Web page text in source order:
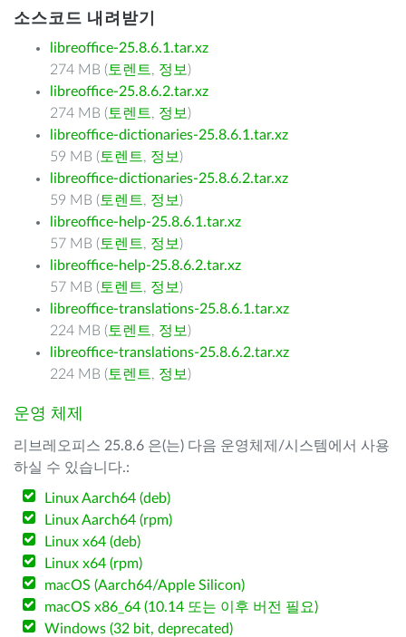
소스코드 내려받기
libreoffice-25.8.6.1.tar.xz
274 MB ( 토렌트, 정보 )
libreoffice-25.8.6.2.tar.xz
274 MB ( 토렌트, 정보 )
libreoffice-dictionaries-25.8.6.1.tar.xz
59 MB ( 토렌트, 정보 )
libreoffice-dictionaries-25.8.6.2.tar.xz
59 MB ( 토렌트, 정보 )
libreoffice-help-25.8.6.1.tar.xz
57 MB ( 토렌트, 정보 )
libreoffice-help-25.8.6.2.tar.xz
57 MB ( 토렌트, 정보 )
libreoffice-translations-25.8.6.1.tar.xz
224 MB ( 토렌트, 정보 )
libreoffice-translations-25.8.6.2.tar.xz
224 MB ( 토렌트, 정보 )
운영 체제
리브레오피스 25.8.6 은(는) 다음 운영체제/시스템에서 사용
하실 수 있습니다.:
Linux Aarch64 (deb)
Linux Aarch64 (rpm)
Linux x64 (deb)
Linux x64 (rpm)
macOS (Aarch64/Apple Silicon)
macOS x86_64 (10.14 또는 이후 버전 필요)
Windows (32 bit, deprecated)